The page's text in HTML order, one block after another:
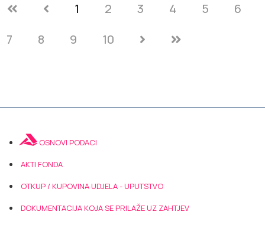
1 2 3 4 5
6
7
8 9 10
OSNOVI PODACI
AKTI FONDA
OTKUP / KUPOVINA UDJELA - UPUTSTVO
DOKUMENTACIJA KOJA SE PRILAŽE UZ ZAHTJEV